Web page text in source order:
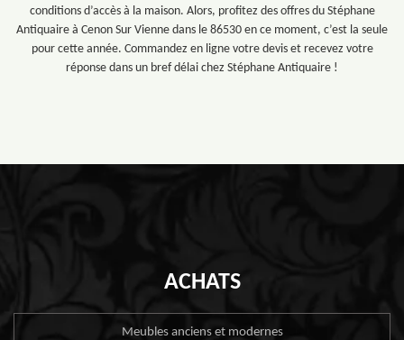
conditions d’accès à la maison. Alors, profitez des offres du Stéphane
Antiquaire à Cenon Sur Vienne dans le 86530 en ce moment, c’est la seule
pour cette année. Commandez en ligne votre devis et recevez votre
réponse dans un bref délai chez Stéphane Antiquaire !
ACHATS
Meubles anciens et modernes